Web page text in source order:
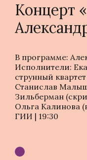
Концерт
В программе:
Исполнители:
струнный
Станислав
Зильберман
Ольга Калинова
ГИИ | 19:30